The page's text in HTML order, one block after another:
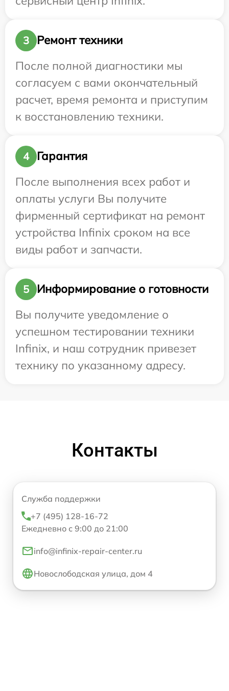
3
Ремонт техники
После полной диагностики мы
согласуем с вами окончательный
расчет, время ремонта и приступим
к восстановлению техники.
4
Гарантия
После выполнения всех работ и
оплаты услуги Вы получите
фирменный сертификат на ремонт
устройства Infinix сроком на все
виды работ и запчасти.
5
Информирование о готовности
Вы получите уведомление о
успешном тестировании техники
Infinix, и наш сотрудник привезет
технику по указанному адресу.
Контакты
Служба поддержки
+7 (495) 128-16-72
Ежедневно с 9:00 до 21:00
info@infinix-repair-center.ru
Новослободская улица, дом 4